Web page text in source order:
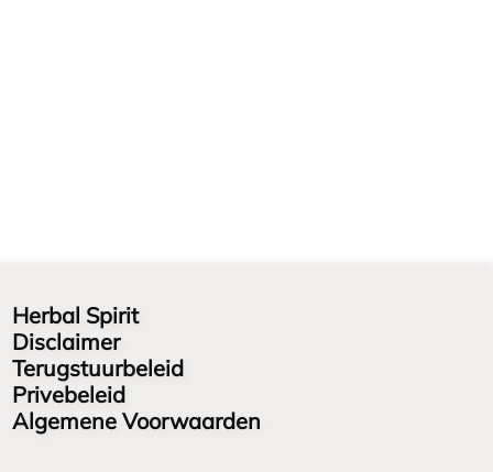
Herbal Spirit
Disclaimer
Terugstuurbeleid
Privebeleid
Algemene Voorwaarden